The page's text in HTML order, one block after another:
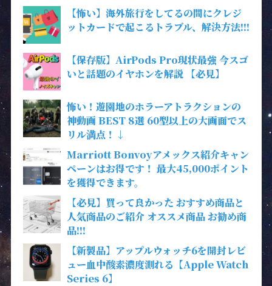
【怖い】海外旅行をしてるの間にクレジ
ットカードで起こるトラブル、解決方法!!!
【保存版】AirPods Pro現状最強 今スゴ
いと話題のイヤホンを解説 【必見】
怖い！遊園地のホラーアトラクションの
神動画 BEST 8選 60型以上の大画面でス
リル満点！↓
Marriott Bonvoyアメックス紹介キャン
ペーンはお得です！ 最大45,000ポイント
を獲得できます。
【必見】買って良かった おすすめ商品と
人気商品のご紹介 オススメ商品 お勧め商
品!!!
【新製品】アップルウォッチ6を開封レビ
ュー血中酸素濃度測れる【Apple Watch
Series 6】